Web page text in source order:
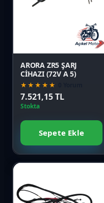
ARORA ZR5 ŞARJ
CİHAZI (72V A 5)
★★★★★
7.521,15 TL
Stokta
Sepete Ekle